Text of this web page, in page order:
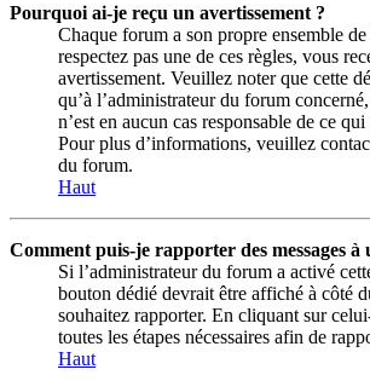
Pourquoi ai-je reçu un avertissement ?
Chaque forum a son propre ensemble
respectez pas une de ces règles, vous
avertissement. Veuillez noter que cette
qu’à l’administrateur du forum
n’est en aucun cas responsable de ce
Pour plus d’informations, veuillez
du forum.
Haut
Comment puis-je rapporter des messages à
Si l’administrateur du forum a activé
bouton dédié devrait être affiché à côté
souhaitez rapporter. En cliquant sur
toutes les étapes nécessaires afin de
Haut